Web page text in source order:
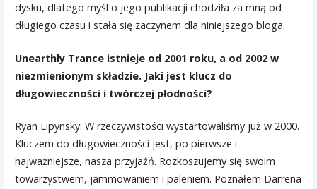
dysku, dlatego myśl o jego publikacji chodziła za mną od
długiego czasu i stała się zaczynem dla niniejszego bloga.
Unearthly Trance istnieje od 2001 roku, a od 2002 w
niezmienionym składzie. Jaki jest klucz do
długowieczności i twórczej płodności?
Ryan Lipynsky: W rzeczywistości wystartowaliśmy już w 2000.
Kluczem do długowieczności jest, po pierwsze i
najważniejsze, nasza przyjaźń. Rozkoszujemy się swoim
towarzystwem, jammowaniem i paleniem. Poznałem Darrena